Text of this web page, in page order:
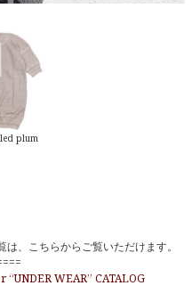
plum
、こちらからご覧いただけます。
WEAR” CATALOG